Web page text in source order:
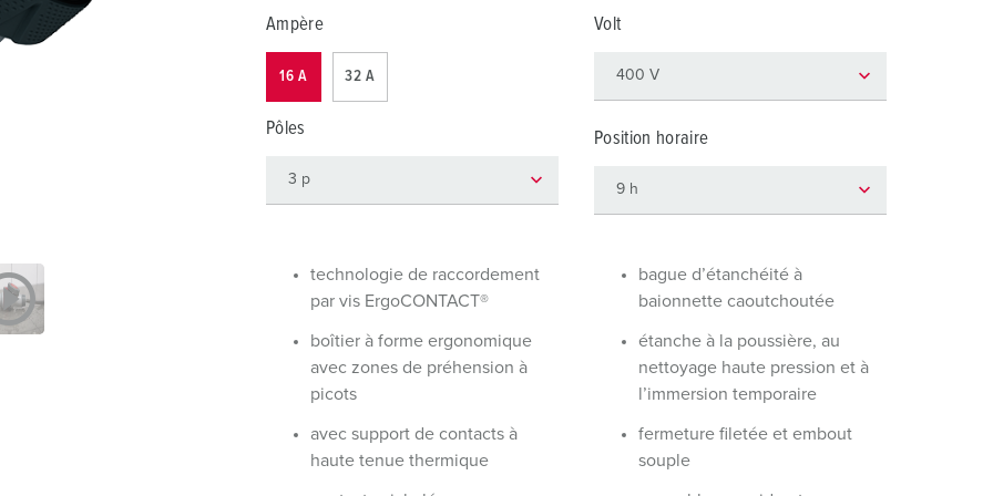
Dispositifs de connexion selon standards internationaux
Produits avec extension et produits complémentaires
Connectique pour l‘événementiel
Ampère
16 A 32 A
Pôles
Volt
Position horaire
technologie de raccordement
par vis ErgoCONTACT®
boîtier à forme ergonomique
avec zones de préhension à
picots
avec support de contacts à
haute tenue thermique
bague d’étanchéité à
baionnette caoutchoutée
étanche à la poussière, au
nettoyage haute pression et à
l’immersion temporaire
fermeture filetée et embout
souple